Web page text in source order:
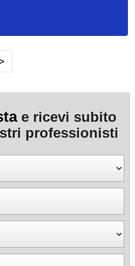
e ricevi subito
professionisti